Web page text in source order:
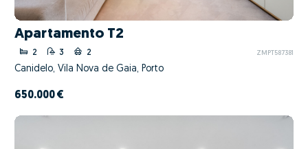
Apartamento T2
2 3 2 ZMPT587381
Canidelo, Vila Nova de Gaia, Porto
650.000 €